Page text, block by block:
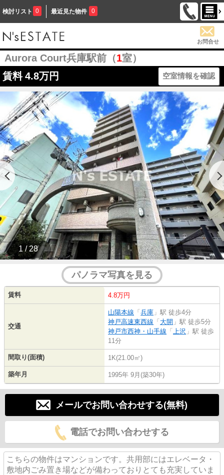
検討リスト 0 最近見た物件 0
お問合せ
Aurora Court兵庫駅前（1室）
賃料 4.8万円 空室情報を確認
1 / 28
パノラマ写真を見る
賃料 4.8万円
交通
山陽本線 「 兵庫 」駅 徒歩4分
神戸高速東西線 「 大開 」駅 徒歩5分
神戸市西神・山手線 「 上沢 」駅 徒歩
11分
間取り(面積) 1K(21.00㎡)
築年月 1995年 9月(築30年)
メールでお問い合わせする(無料)
電話でお問い合わせする
こちらの物件はマンションです。共用部にはエレベータ・
敷地内ごみ置き場などが備わっておりとても充実していま